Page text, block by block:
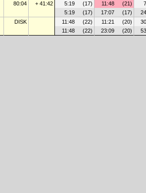
80:04 + 41:42 5:19 (17) 11:48 (21)
5:19 (17) 17:07 (17)
DISK 11:48 (22) 11:21 (20)
11:48 (22) 23:09 (20)